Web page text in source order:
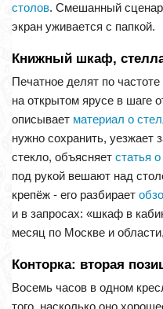
столов. Смешанный
экран уживается с папкой.
Книжный шкаф,
Печатное делят по
на открытом ярусе в шаге
описывает материал о
нужно сохранить, уезжает
стекло, объясняет статья
под рукой вешают над
крепёж - его разбирает
и в запросах: «шкаф в
месяц по Москве и
Конторка: вторая
Восемь часов в одном
того, насколько оно